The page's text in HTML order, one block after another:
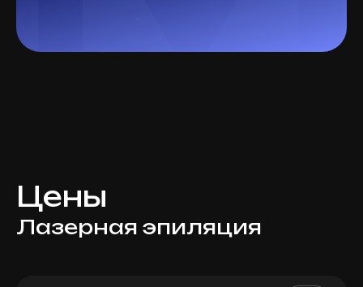
Цены
Лазерная эпиляция